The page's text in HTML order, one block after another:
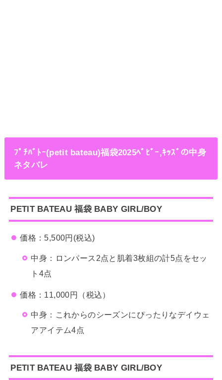
ﾌﾟﾁﾊﾞﾄｰ(petit bateau)福袋2025ﾍﾞﾋﾞｰ,ｷｯｽﾞの中身
ネタバレ
PETIT BATEAU福袋BABY GIRL/BOY
価格：5,500円(税込)
中身：ロンパース2点と肌着3枚組の計5点をセッ
ト4点
価格：11,000円（税込）
中身：これからのシーズンにぴったりなデイウェ
アアイテム4点
PETIT BATEAU福袋BABY GIRL/BOY